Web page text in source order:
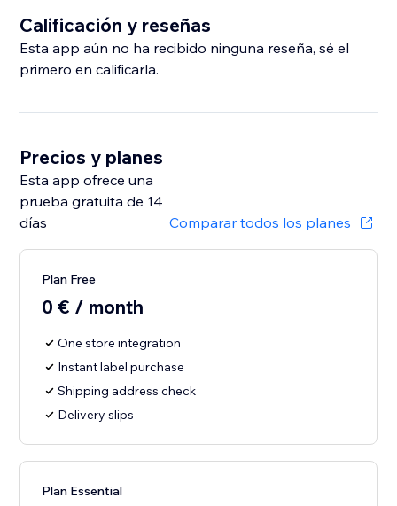
Calificación y reseñas
Esta app aún no ha recibido ninguna reseña, sé el
primero en calificarla.
Precios y planes
Esta app ofrece una
prueba gratuita de 14
días
Comparar todos los planes
Plan Free
0 € / month
One store integration
Instant label purchase
Shipping address check
Delivery slips
Plan Essential